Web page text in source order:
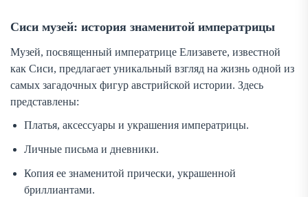
Сиси музей: история знаменитой императрицы
Музей, посвященный императрице Елизавете, известной
как Сиси, предлагает уникальный взгляд на жизнь одной из
самых загадочных фигур австрийской истории. Здесь
представлены:
Платья, аксессуары и украшения императрицы.
Личные письма и дневники.
Копия ее знаменитой прически, украшенной
бриллиантами.